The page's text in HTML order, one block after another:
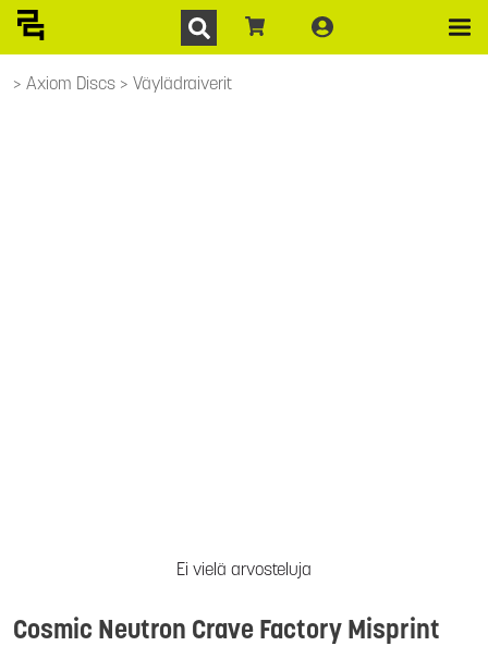
Axiom Discs Väylädraiverit
Ei vielä arvosteluja
Cosmic Neutron Crave Factory Misprint